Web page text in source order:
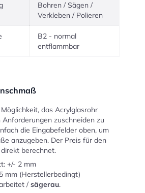
Bohren / Sägen /
Verkleben / Polieren
B2 - normal
entflammbar
das Acrylglasrohr
Anforderungen zuschneiden zu
die Eingabefelder oben, um
anzugeben. Der Preis für den
berechnet.
+/- 2 mm
mm (Herstellerbedingt)
/ sägerau.